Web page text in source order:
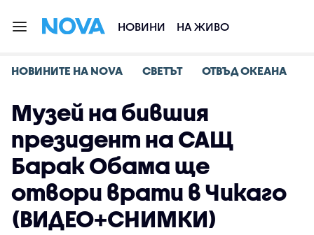
НОВИНИ НА ЖИВО
НОВИНИТЕ НА NOVA СВЕТЪТ ОТВЪД ОКЕАНА
Музей на бившия
президент на САЩ
Барак Обама ще
отвори врати в Чикаго
(ВИДЕО+СНИМКИ)